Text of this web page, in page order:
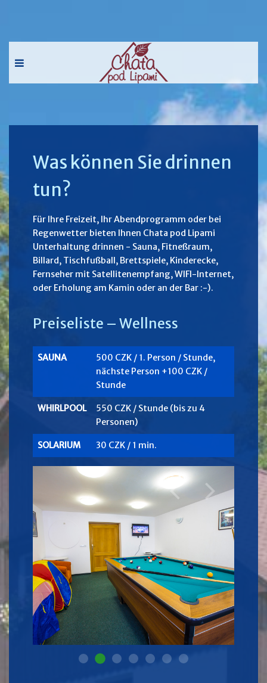
Was können Sie drinnen
tun?
Für Ihre Freizeit, Ihr Abendprogramm oder bei
Regenwetter bieten Ihnen Chata pod Lipami
Unterhaltung drinnen - Sauna, Fitneßraum,
Billard, Tischfußball, Brettspiele, Kinderecke,
Fernseher mit Satellitenempfang, WIFI-Internet,
oder Erholung am Kamin oder an der Bar :-).
Preiseliste – Wellness
SAUNA
500 CZK / 1. Person / Stunde,
nächste Person +100 CZK /
Stunde
WHIRLPOOL
550 CZK / Stunde (bis zu 4
Personen)
SOLARIUM 30 CZK / 1 min.
Zabava 001
Zabava 002
Zabava 003
Zabava 004
Zabava 005
Zabava 006